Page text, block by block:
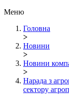
Меню
Головна
>
Новини
>
Новини
>
Нарада з
сектору